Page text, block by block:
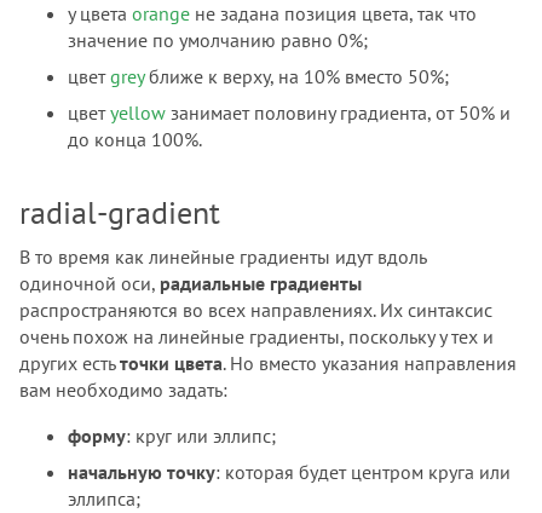
у цвета orange не задана позиция цвета, так что
значение по умолчанию равно 0%;
цветgreyближе к верху, на 10% вместо 50%;
цветyellow занимает половину градиента, от 50% и
до конца 100%.
radial-gradient
В то время как линейные градиенты идут вдоль
одиночной оси, радиальные градиенты
распространяются во всех направлениях. Их синтаксис
очень похож на линейные градиенты, поскольку у тех и
других естьточки цвета. Но вместо указания направления
вам необходимо задать:
форму: круг или эллипс;
начальную точку: которая будет центром круга или
эллипса;